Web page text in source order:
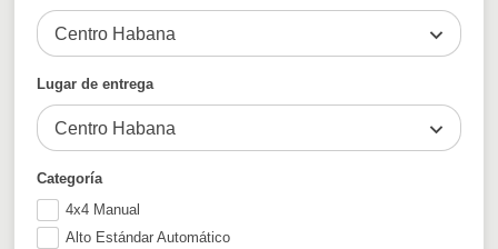
Categoría
4x4 Manual
Alto Estándar Automático
Centro Habana
Lugar de entrega
Centro Habana